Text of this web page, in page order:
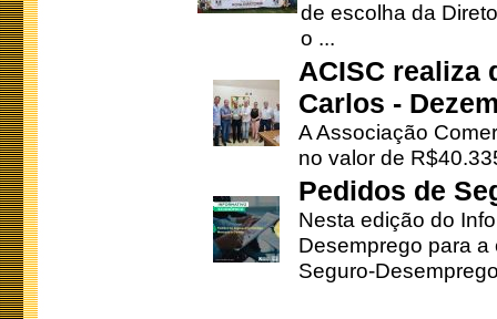
de escolha da
o ...
ACISC realiza
Carlos -
A Associação
no valor de
Pedidos de
Nesta edição do
Desemprego para
Seguro-